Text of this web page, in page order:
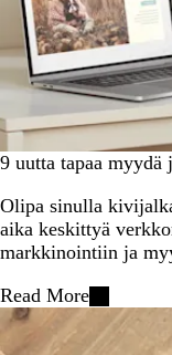
9 uutta tapaa
Olipa sinulla
aika keskittyä
markkinointiin ja
Read More